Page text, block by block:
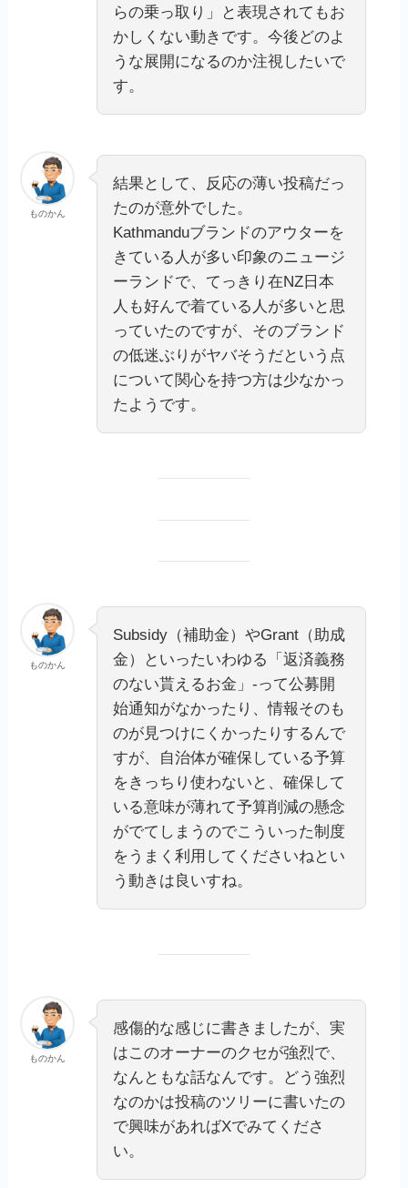
らの乗っ取り」と表現されてもお
かしくない動きです。今後どのよ
うな展開になるのか注視したいで
す。
ものかん
結果として、反応の薄い投稿だっ
たのが意外でした。
Kathmanduブランドのアウターを
きている人が多い印象のニュージ
ーランドで、てっきり在NZ日本
人も好んで着ている人が多いと思
っていたのですが、そのブランド
の低迷ぶりがヤバそうだという点
について関心を持つ方は少なかっ
たようです。
ものかん
Subsidy（補助金）やGrant（助成
金）といったいわゆる「返済義務
のない貰えるお金」‐って公募開
始通知がなかったり、情報そのも
のが見つけにくかったりするんで
すが、自治体が確保している予算
をきっちり使わないと、確保して
いる意味が薄れて予算削減の懸念
がでてしまうのでこういった制度
をうまく利用してくださいねとい
う動きは良いすね。
ものかん
感傷的な感じに書きましたが、実
はこのオーナーのクセが強烈で、
なんともな話なんです。どう強烈
なのかは投稿のツリーに書いたの
で興味があればXでみてくださ
い。